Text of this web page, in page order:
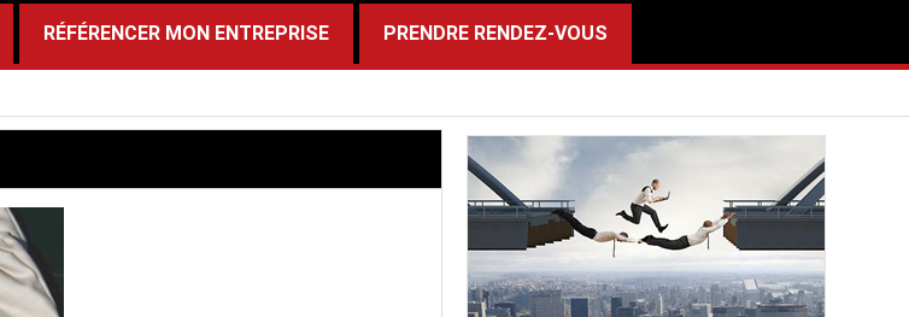
RÉFÉRENCER MON ENTREPRISE PRENDRE RENDEZ-VOUS